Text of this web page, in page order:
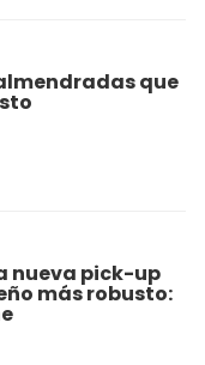
que
nueva pick-up
más robusto: